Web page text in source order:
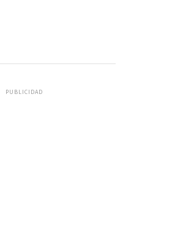
PUBLICIDAD